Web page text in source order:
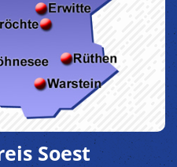
Soest